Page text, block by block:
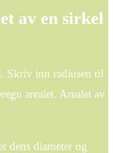
av en sirkel
Skriv inn radiusen til
arealet. Arealet av
dens diameter og